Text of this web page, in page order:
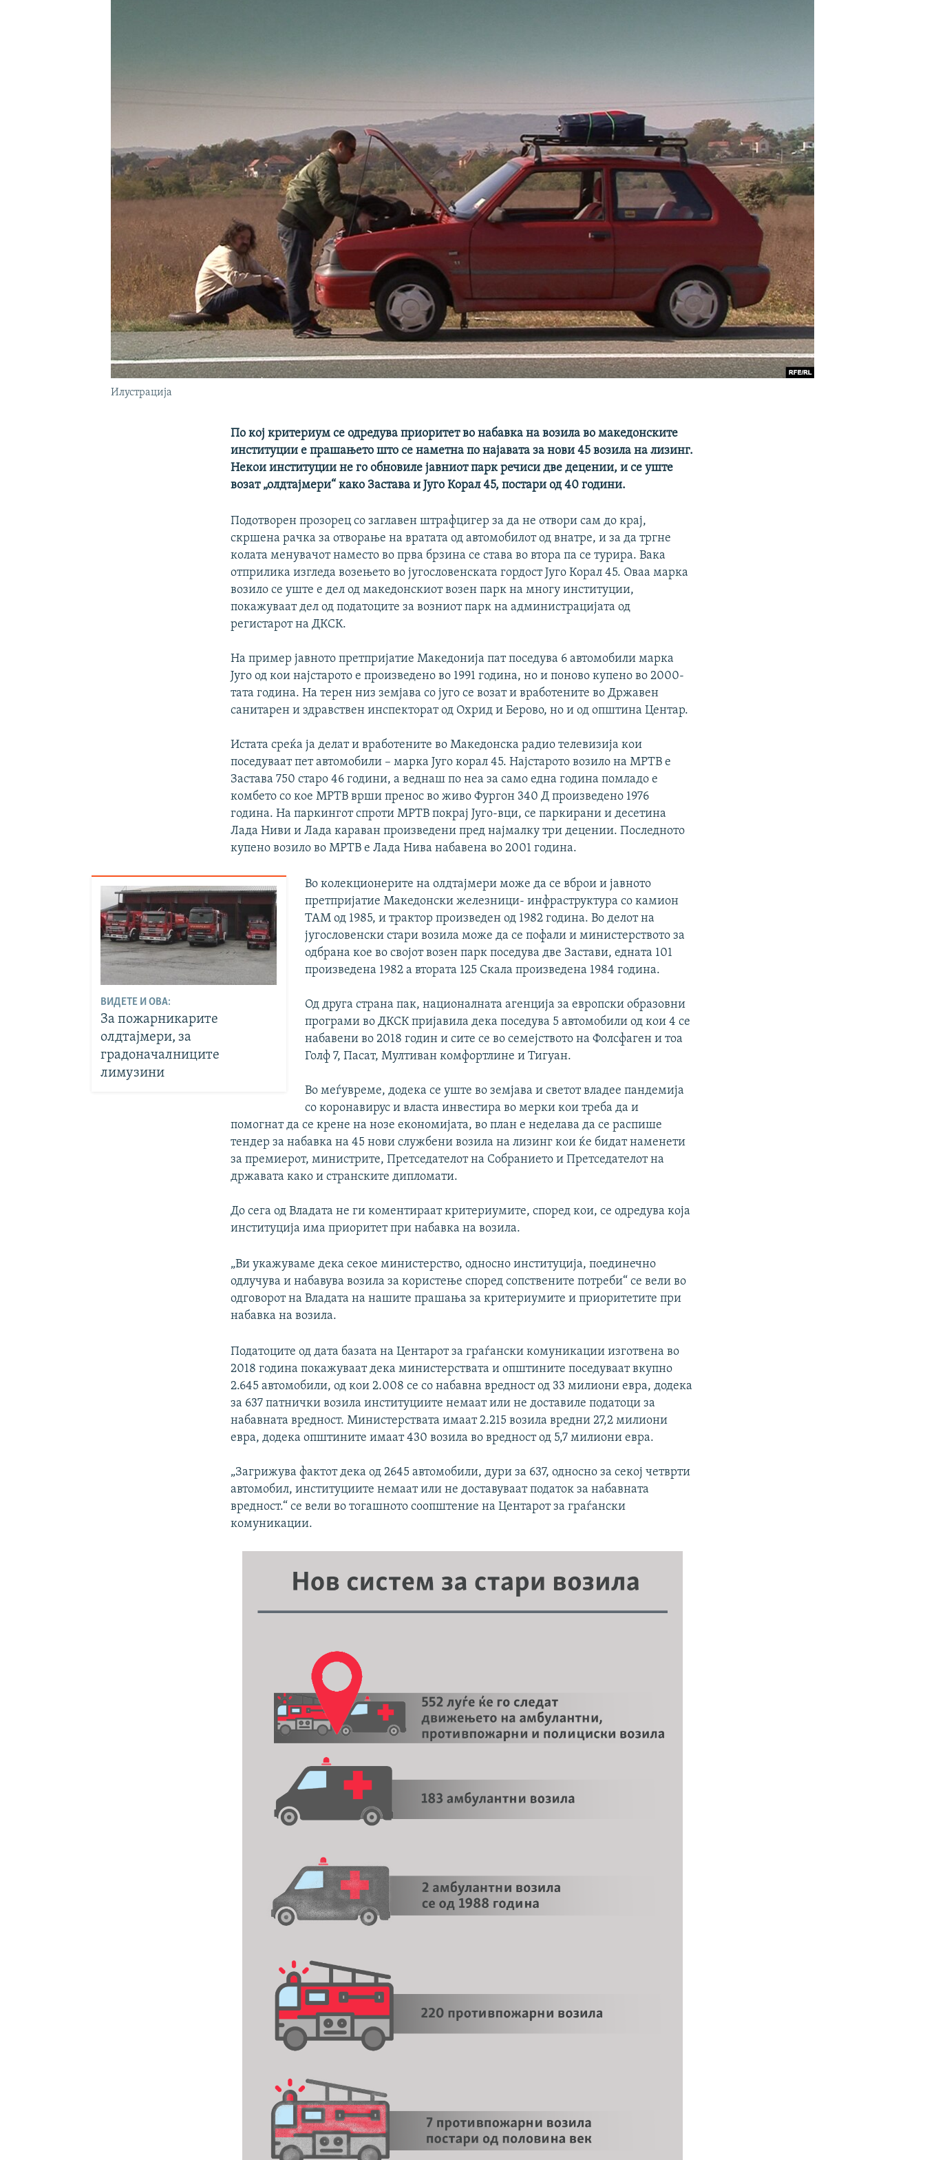
Илустрација
По кој критериум се одредува приоритет во набавка на возила во македонските
институции е прашањето што се наметна по најавата за нови 45 возила на лизинг.
Некои институции не го обновиле јавниот парк речиси две децении, и се уште
возат „олдтајмери“ како Застава и Југо Корал 45, постари од 40 години.
Подотворен прозорец со заглавен штрафцигер за да не отвори сам до крај,
скршена рачка за отворање на вратата од автомобилот од внатре, и за да тргне
колата менувачот наместо во прва брзина се става во втора па се турира. Вака
отприлика изгледа возењето во југословенската гордост Југо Корал 45. Оваа марка
возило се уште е дел од македонскиот возен парк на многу институции,
покажуваат дел од податоците за возниот парк на администрацијата од
регистарот на ДКСК.
На пример јавното претпријатие Македонија пат поседува 6 автомобили марка
Југо од кои најстарото е произведено во 1991 година, но и поново купено во 2000-
тата година. На терен низ земјава со југо се возат и вработените во Државен
санитарен и здравствен инспекторат од Охрид и Берово, но и од општина Центар.
Истата среќа ја делат и вработените во Македонска радио телевизија кои
поседуваат пет автомобили – марка Југо корал 45. Најстарото возило на МРТВ е
Застава 750 старо 46 години, а веднаш по неа за само една година помладо е
комбето со кое МРТВ врши пренос во живо Фургон 340 Д произведено 1976
година. На паркингот спроти МРТВ покрај Југо-вци, се паркирани и десетина
Лада Ниви и Лада караван произведени пред најмалку три децении. Последното
купено возило во МРТВ е Лада Нива набавена во 2001 година.
ВИДЕТЕ И ОВА:
За пожарникарите
олдтајмери, за
градоначалниците
лимузини
Во колекционерите на олдтајмери може да се вброи и јавното
претпријатие Македонски железници- инфраструктура со камион
ТАМ од 1985, и трактор произведен од 1982 година. Во делот на
југословенски стари возила може да се пофали и министерството за
одбрана кое во својот возен парк поседува две Застави, едната 101
произведена 1982 а втората 125 Скала произведена 1984 година.
Од друга страна пак, националната агенција за европски образовни
програми во ДКСК пријавила дека поседува 5 автомобили од кои 4 се
набавени во 2018 годин и сите се во семејството на Фолсфаген и тоа
Голф 7, Пасат, Мултиван комфортлине и Тигуан.
Во меѓувреме, додека се уште во земјава и светот владее пандемија
со коронавирус и власта инвестира во мерки кои треба да и
помогнат да се крене на нозе економијата, во план е неделава да се распише
тендер за набавка на 45 нови службени возила на лизинг кои ќе бидат наменети
за премиерот, министрите, Претседателот на Собранието и Претседателот на
државата како и странските дипломати.
До сега од Владата не ги коментираат критериумите, според кои, се одредува која
институција има приоритет при набавка на возила.
„Ви укажуваме дека секое министерство, односно институција, поединечно
одлучува и набавува возила за користење според сопствените потреби“ се вели во
одговорот на Владата на нашите прашања за критериумите и приоритетите при
набавка на возила.
Податоците од дата базата на Центарот за граѓански комуникации изготвена во
2018 година покажуваат дека министерствата и општините поседуваат вкупно
2.645 автомобили, од кои 2.008 се со набавна вредност од 33 милиони евра, додека
за 637 патнички возила институциите немаат или не доставиле податоци за
набавната вредност. Министерствата имаат 2.215 возила вредни 27,2 милиони
евра, додека општините имаат 430 возила во вредност од 5,7 милиони евра.
„Загрижува фактот дека од 2645 автомобили, дури за 637, односно за секој четврти
автомобил, институциите немаат или не доставуваат податок за набавната
вредност.“ се вели во тогашното соопштение на Центарот за граѓански
комуникации.